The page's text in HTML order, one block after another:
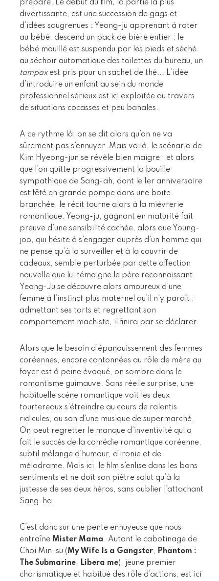
préparé. Le début du film, la partie la plus
divertissante, est une succession de gags et
d’idées saugrenues : Yeong-ju apprenant à roter
au bébé, descend un pack de bière entier ; le
bébé mouillé est suspendu par les pieds et séché
au séchoir automatique des toilettes du bureau, un
tampaxest pris pour un sachet de thé... L’idée
d’introduire un enfant au sein du monde
professionnel sérieux est ici exploitée au travers
de situations cocasses et peu banales.
A ce rythme là, on se dit alors qu’on ne va
sûrement pas s’ennuyer. Mais voilà, le scénario de
Kim Hyeong-jun se révèle bien maigre ; et alors
que l’on quitte progressivement la bouille
sympathique de Sang-ah, dont le 1er anniversaire
est fêté en grande pompe dans une boite
branchée, le récit tourne alors à la mièvrerie
romantique. Yeong-ju, gagnant en maturité fait
preuve d’une sensibilité cachée, alors que Young-
joo, qui hésite à s’engager auprès d’un homme qui
ne pense qu’à la surveiller et à la couvrir de
cadeaux, semble perturbée par cette affection
nouvelle que lui témoigne le père reconnaissant.
Yeong-Ju se découvre alors amoureux d’une
femme à l’instinct plus maternel qu’il n’y paraît ;
admettant ses torts et regrettant son
comportement machiste, il finira par se déclarer.
Alors que le besoin d’épanouissement des femmes
coréennes, encore cantonnées au rôle de mère au
foyer est à peine évoqué, on sombre dans le
romantisme guimauve. Sans réelle surprise, une
habituelle scène romantique voit les deux
tourtereaux s’étreindre au cours de ralentis
ridicules, au son d’une musique de supermarché.
On peut regretter le manque d’inventivité qui a
fait le succès de la comédie romantique coréenne,
subtil mélange d’humour, d’ironie et de
mélodrame. Mais ici, le film s’enlise dans les bons
sentiments et ne doit son piètre salut qu’à la
justesse de ses deux héros, sans oublier l’attachant
Sang-ha.
C’est donc sur une pente ennuyeuse que nous
entraîne Mister Mama. Autant le cabotinage de
Choi Min-su (My Wife Is a Gangster,
Phantom :
The Submarine, Libera me), jeune premier
charismatique et habitué des rôle d’actions, est ici